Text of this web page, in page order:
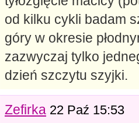
od kilku cykli badam
góry w okresie
zazwyczaj tylko
dzień szczytu szyjki.
Zefirka 22 Paź 15:53